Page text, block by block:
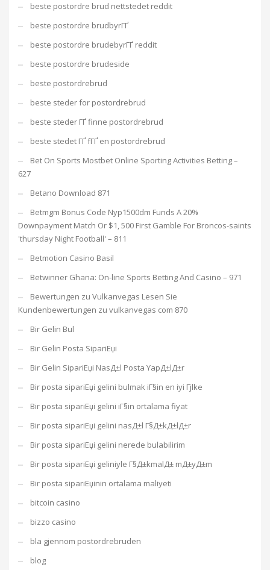
beste postordre brud nettstedet reddit
beste postordre brudbyrГҐ
beste postordre brudebyrГҐ reddit
beste postordre brudeside
beste postordrebrud
beste steder for postordrebrud
beste steder ГҐ finne postordrebrud
beste stedet ГҐ fГҐ en postordrebrud
Bet On Sports Mostbet Online Sporting Activities Betting –
627
Betano Download 871
Betmgm Bonus Code Nyp1500dm Funds A 20%
Downpayment Match Or $1, 500 First Gamble For Broncos-saints
'thursday Night Football' – 811
Betmotion Casino Basil
Betwinner Ghana: On-line Sports Betting And Casino – 971
Bewertungen zu Vulkanvegas Lesen Sie
Kundenbewertungen zu vulkanvegas com 870
Bir Gelin Bul
Bir Gelin Posta SipariЕџi
Bir Gelin SipariЕџi NasД±l Posta YapД±lД±r
Bir posta sipariЕџi gelini bulmak iГ§in en iyi Гјlke
Bir posta sipariЕџi gelini iГ§in ortalama fiyat
Bir posta sipariЕџi gelini nasД±l Г§Д±kД±lД±r
Bir posta sipariЕџi gelini nerede bulabilirim
Bir posta sipariЕџi geliniyle Г§Д±kmalД± mД±yД±m
Bir posta sipariЕџinin ortalama maliyeti
bitcoin casino
bizzo casino
bla gjennom postordrebruden
blog